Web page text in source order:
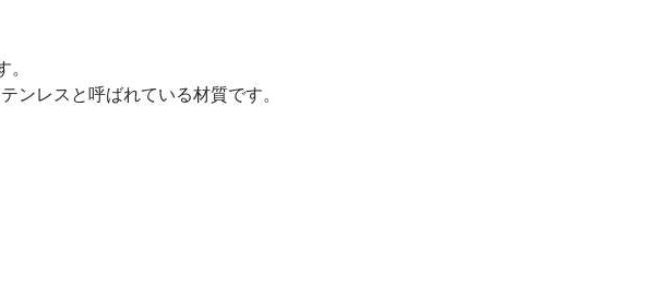
レスと呼ばれている材質です。